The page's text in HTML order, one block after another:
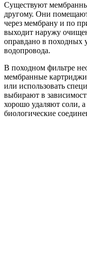
Существуют
другому. Они
через мембрану и по
выходит наружу
оправдано в походных
водопровода.
В походном фильтре
мембранные
или использовать
выбирают в
хорошо удаляют соли,
биологические